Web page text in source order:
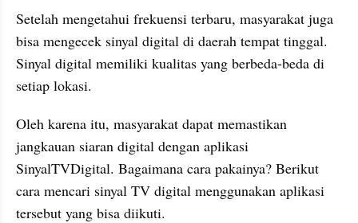
Setelah mengetahui frekuensi terbaru, masyarakat juga
bisa mengecek sinyal digital di daerah tempat tinggal.
Sinyal digital memiliki kualitas yang berbeda-beda di
setiap lokasi.
Oleh karena itu, masyarakat dapat memastikan
jangkauan siaran digital dengan aplikasi
SinyalTVDigital. Bagaimana cara pakainya? Berikut
cara mencari sinyal TV digital menggunakan aplikasi
tersebut yang bisa diikuti.